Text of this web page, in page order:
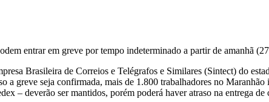
entrar em greve por tempo indeterminado a partir de amanhã
Brasileira de Correios e Telégrafos e Similares (Sintect) do
a greve seja confirmada, mais de 1.800 trabalhadores no
– deverão ser mantidos, porém poderá haver atraso na entrega de